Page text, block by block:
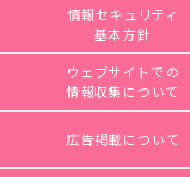
情報セキュリティ
基本方針
ウェブサイトでの
情報収集について
広告掲載について